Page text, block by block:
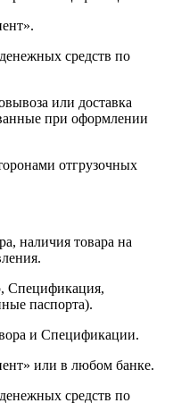
средств по
или доставка
при оформлении
отгрузочных
наличия товара на
Спецификация,
паспорта).
и Спецификации.
или в любом банке.
средств по